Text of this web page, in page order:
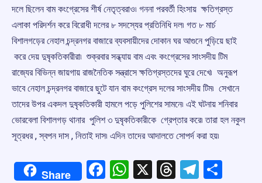
দলে ছিলেন বাম কংগ্রেসের শীর্ষ নেতৃত্বরাও৷ গননা পরবর্তী হিংসায় ক্ষতিগ্রস্ত
এলাকা পরিদর্শন করে বিরোধী দলের ৮ সদস্যের প্রতিনিধি দল৷ গত ৮ মার্চ
বিশালগড়ের নেহাল চন্দ্রনগর বাজারে ব্যবসায়ীদের দোকান ঘর আগুনে পুড়িয়ে ছাই
করে দেয় দুষৃকতিকারীরা৷ শুক্রবার সন্ধ্যায় বাম এবং কংগ্রেসের সাংসদীয় টিম
রাজ্যের বিভিন্ন জায়গায় রাজনৈতিক সন্ত্রাসে ক্ষতিগ্রস্তদের ঘুরে দেখে৷ অনুরূপ
ভাবে নেহাল চন্দ্রনগর বাজারে ছুটে যান বাম কংগ্রেস দলের সাংসদীয় টিম৷ সেখানে
তাদের উপর একদল দুষৃকতিকারী হামলে পড়ে পুলিশের সামনে৷ এই ঘটনায় শনিবার
ভোরবেলা বিশালগড় থানার পুলিশ ৩ দুষৃকতিকারীকে গ্রেপ্তার করে৷ তারা হল নকুল
সূত্রধর , স্বপন দাস , নিতাই দাস৷ এদিন তাদের আদালতে সোপর্দ করা হয়৷
Share Facebook
WhatsApp
X Threads